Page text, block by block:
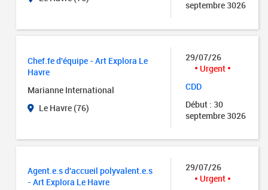
septembre 3026
Chef.fe d'équipe - Art Explora Le
Havre
Marianne International
Le Havre (76)
29/07/26
Urgent
CDD
Début : 30
septembre 3026
Agent.e.s d'accueil polyvalent.e.s
- Art Explora Le Havre
29/07/26
Urgent